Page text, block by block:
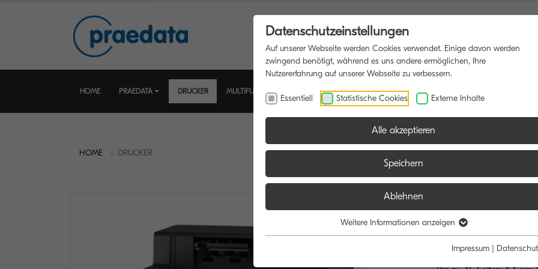
HOME PRAEDATA DRUCKER MULTIFUNKTIONSDRUCKER SOFTWARE BLOG
HOME DRUCKER
ECOSYS
HOHE
Datenschutzeinstellungen
Auf unserer Webseite werden Cookies verwendet. Einige davon werden
zwingend benötigt, während es uns andere ermöglichen, Ihre
Nutzererfahrung auf unserer Webseite zu verbessern.
Essentiell Statistische Cookies Externe Inhalte
Alle akzeptieren
Speichern
Ablehnen
Weitere Informationen anzeigen
Impressum |